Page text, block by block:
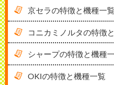
京セラの特徴と機種一覧
コニカミノルタの特徴
シャープの特徴と機種
OKIの特徴と機種一覧